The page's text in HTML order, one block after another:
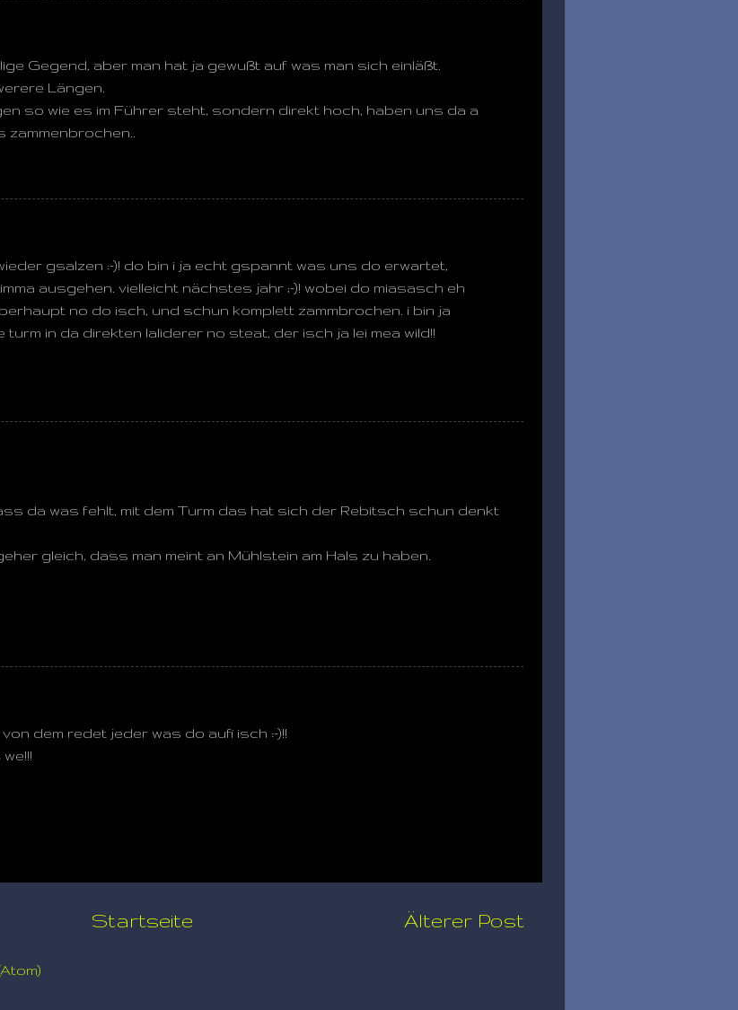
Gegend, aber man hat ja gewußt auf was man sich einläßt.
Längen.
so wie es im Führer steht, sondern direkt hoch, haben uns da a
wieder gsalzen :-)! do bin i ja echt gspannt was uns do erwartet,
ausgehen. vielleicht nächstes jahr ;-)! wobei do miasasch eh
no do isch, und schun komplett zammbrochen. i bin ja
in da direkten laliderer no steat, der isch ja lei mea wild!!
da was fehlt, mit dem Turm das hat sich der Rebitsch schun denkt
gleich, dass man meint an Mühlstein am Hals zu haben.
dem redet jeder was do aufi isch :-)!!
Älterer Post
Startseite